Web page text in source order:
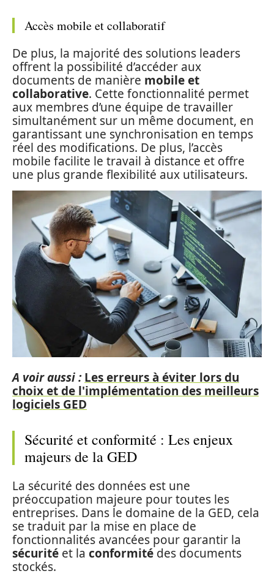
Accès mobile et collaboratif
De plus, la majorité des solutions leaders
offrent la possibilité d’accéder aux
documents de manière mobile et
collaborative. Cette fonctionnalité permet
aux membres d’une équipe de travailler
simultanément sur un même document, en
garantissant une synchronisation en temps
réel des modifications. De plus, l’accès
mobile facilite le travail à distance et offre
une plus grande flexibilité aux utilisateurs.
A voir aussi : Les erreurs à éviter lors du
choix et de l'implémentation des meilleurs
logiciels GED
Sécurité et conformité : Les enjeux
majeurs de la GED
La sécurité des données est une
préoccupation majeure pour toutes les
entreprises. Dans le domaine de la GED, cela
se traduit par la mise en place de
fonctionnalités avancées pour garantir la
sécurité et la conformité des documents
stockés.